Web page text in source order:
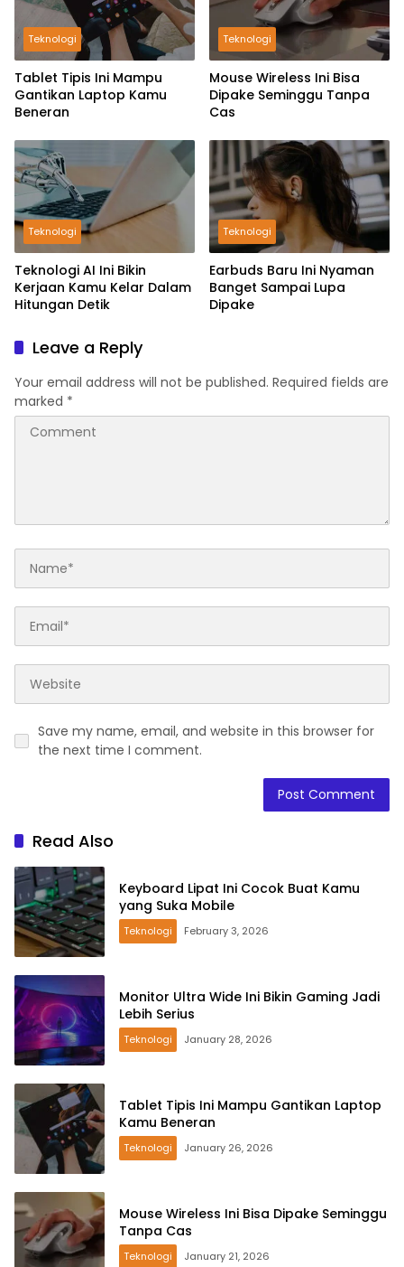
Teknologi
Tablet Tipis Ini Mampu
Gantikan Laptop Kamu
Beneran
Teknologi
Mouse Wireless Ini Bisa
Dipake Seminggu Tanpa
Cas
Teknologi
Teknologi AI Ini Bikin
Kerjaan Kamu Kelar Dalam
Hitungan Detik
Teknologi
Earbuds Baru Ini Nyaman
Banget Sampai Lupa
Dipake
Leave a Reply
Your email address will not be published. Required fields are
marked *
Save my name, email, and website in this browser for
the next time I comment.
Read Also
Keyboard Lipat Ini Cocok Buat Kamu
yang Suka Mobile
Teknologi February 3, 2026
Monitor Ultra Wide Ini Bikin Gaming Jadi
Lebih Serius
Teknologi January 28, 2026
Tablet Tipis Ini Mampu Gantikan Laptop
Kamu Beneran
Teknologi January 26, 2026
Mouse Wireless Ini Bisa Dipake Seminggu
Tanpa Cas
Teknologi January 21, 2026